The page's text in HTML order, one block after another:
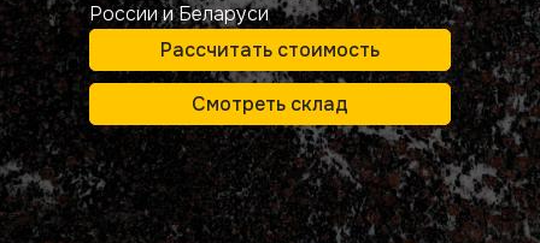
Рассчитать стоимость
России и Беларуси
Смотреть склад